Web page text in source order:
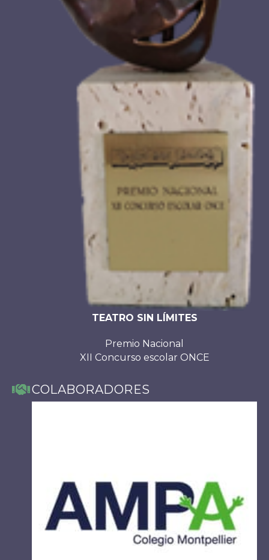
TEATRO SIN LÍMITES
Premio Nacional
XII Concurso escolar ONCE
COLABORADORES